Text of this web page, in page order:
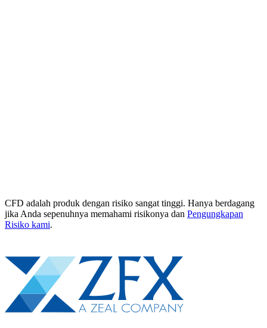
CFD adalah produk dengan risiko sangat tinggi. Hanya berdagang
jika Anda sepenuhnya memahami risikonya dan Pengungkapan
Risiko kami.